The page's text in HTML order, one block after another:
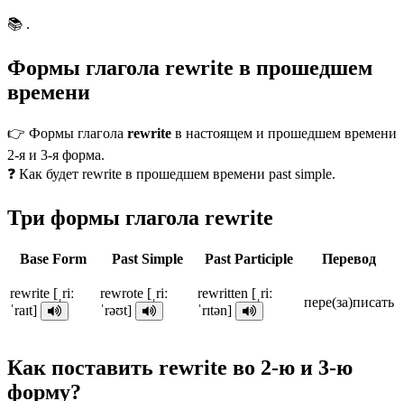
📚 .
Формы глагола rewrite в прошедшем
времени
👉 Формы глагола rewrite в настоящем и прошедшем времени
2-я и 3-я форма.
❓ Как будет rewrite в прошедшем времени past simple.
Три формы глагола rewrite
Base Form Past Simple Past Participle Перевод
rewrite [ˌriː
ˈraɪt]
rewrote [ˌriː
ˈrəʊt]
rewritten [ˌriː
ˈrɪtən]
пере(за)писать
Как поставить rewrite во 2-ю и 3-ю
форму?